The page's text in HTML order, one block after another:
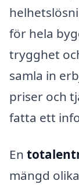
för hela
trygghet
samla in
priser och
fatta ett
En
mängd